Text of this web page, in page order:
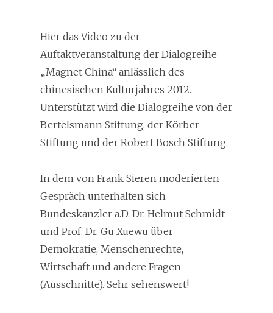
Hier das Video zu der
Auftaktveranstaltung der Dialogreihe
„Magnet China“ anlässlich des
chinesischen Kulturjahres 2012.
Unterstützt wird die Dialogreihe von der
Bertelsmann Stiftung, der Körber
Stiftung und der Robert Bosch Stiftung.
In dem von Frank Sieren moderierten
Gespräch unterhalten sich
Bundeskanzler a.D. Dr. Helmut Schmidt
und Prof. Dr. Gu Xuewu über
Demokratie, Menschenrechte,
Wirtschaft und andere Fragen
(Ausschnitte). Sehr sehenswert!